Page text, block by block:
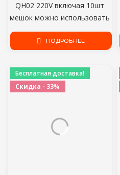
QH02 220V включая 10шт
мешок можно использовать
для food saver Sous Vide
ПОДРОБНЕЕ
Бесплатная доставка!
Скидка - 33%